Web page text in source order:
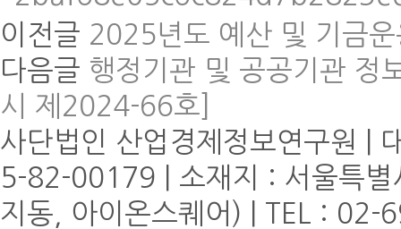
이전글 2025년도 예산 및 기금
다음글 행정기관 및 공공기관 정
시 제2024-66호]
사단법인 산업경제정보연구원 |
5-82-00179 | 소재지 : 서울특
지동, 아이온스퀘어) | TEL : 02-